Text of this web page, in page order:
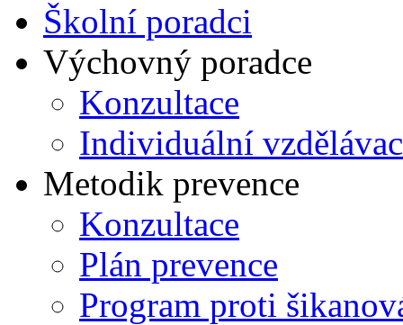
Školní poradci
Výchovný poradce
Konzultace
Individuální
Metodik prevence
Konzultace
Plán prevence
Program proti